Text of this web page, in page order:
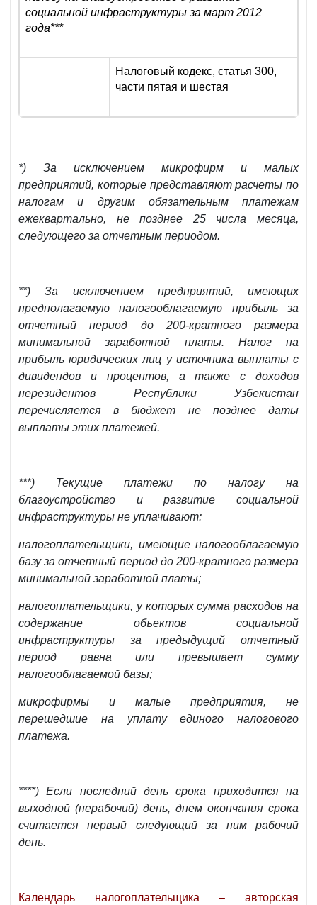
социальной инфраструктуры за март 2012
года***
Налоговый кодекс, статья 300,
части пятая и шестая
*) За исключением микрофирм и малых
предприятий, которые представляют расчеты по
налогам и другим обязательным платежам
ежеквартально, не позднее 25 числа месяца,
следующего за отчетным периодом.
**) За исключением предприятий, имеющих
предполагаемую налогооблагаемую прибыль за
отчетный период до 200-кратного размера
минимальной заработной платы. Налог на
прибыль юридических лиц у источника выплаты с
дивидендов и процентов, а также с доходов
нерезидентов Республики Узбекистан
перечисляется в бюджет не позднее даты
выплаты этих платежей.
***) Текущие платежи по налогу на
благоустройство и развитие социальной
инфраструктуры не уплачивают:
налогоплательщики, имеющие налогооблагаемую
базу за отчетный период до 200-кратного размера
минимальной заработной платы;
налогоплательщики, у которых сумма расходов на
содержание объектов социальной
инфраструктуры за предыдущий отчетный
период равна или превышает сумму
налогооблагаемой базы;
микрофирмы и малые предприятия, не
перешедшие на уплату единого налогового
платежа.
****) Если последний день срока приходится на
выходной (нерабочий) день, днем окончания срока
считается первый следующий за ним рабочий
день.
Календарь налогоплательщика – авторская